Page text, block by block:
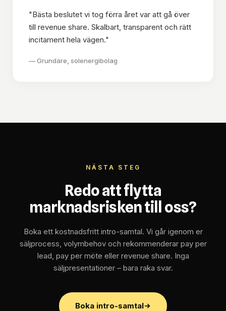
"Bästa beslutet vi tog förra året var att gå över
till revenue share. Skalbart, transparent och rätt
incitament hela vägen."
—Grundare, solenergibolag
NÄSTA STEG
Redo att flytta
marknadsrisken till oss?
Boka ett kostnadsfritt intro-samtal. Vi går igenom er
säljprocess, volymbehov och rekommenderar pay per
lead, pay per möte eller revenue share. Inga
säljpresentationer – bara raka svar.
Boka intro-samtal